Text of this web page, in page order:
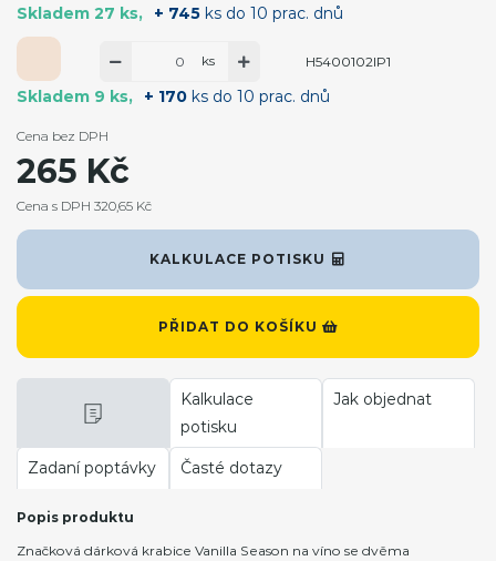
Skladem 27 ks + 745 ks do 10 prac. dnů
Skladem 9 ks + 170 ks do 10 prac. dnů
ks H5400102IP1
KALKULACE POTISKU
PŘIDAT DO KOŠÍKU
Cena bez DPH
265 Kč
Cena s DPH 320,65 Kč
Kalkulace
potisku
Jak objednat
Zadaní poptávky Časté dotazy
Popis produktu
Značková dárková krabice Vanilla Season na víno se dvěma